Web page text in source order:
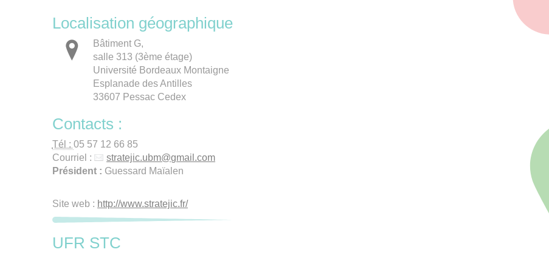
Localisation géographique
Bâtiment G,
salle 313 (3ème étage)
Université Bordeaux Montaigne
Esplanade des Antilles
33607 Pessac Cedex
Contacts :
Tél : 05 57 12 66 85
Courriel :
stratejic.ubm@gmail.com
Président : Guessard Maïalen
Site web : http://www.stratejic.fr/
UFR STC